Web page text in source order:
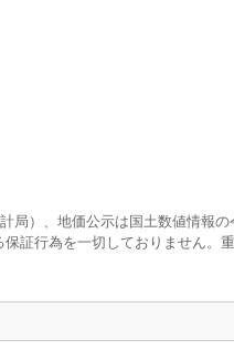
）、地価公示は国土数値情報
証行為を一切しておりません。